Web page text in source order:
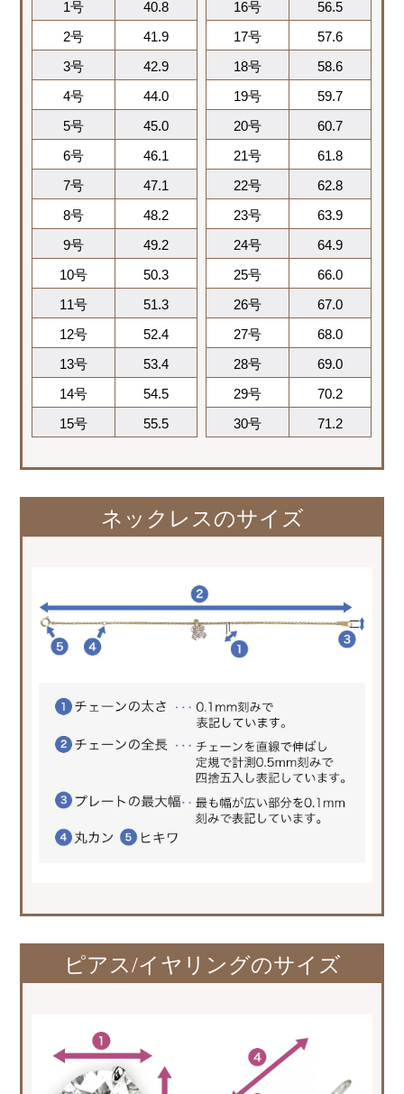
1号
40.8
2号
41.9
3号
42.9
4号
44.0
5号
45.0
6号
46.1
7号
47.1
8号
48.2
9号
49.2
10号
50.3
11号
51.3
12号
52.4
13号
53.4
14号
54.5
15号
55.5
16号
56.5
17号
57.6
18号
58.6
19号
59.7
20号
60.7
21号
61.8
22号
62.8
23号
63.9
24号
64.9
25号
66.0
26号
67.0
27号
68.0
28号
69.0
29号
70.2
30号
71.2
ネックレスのサイズ
ピアス/イヤリングのサイズ